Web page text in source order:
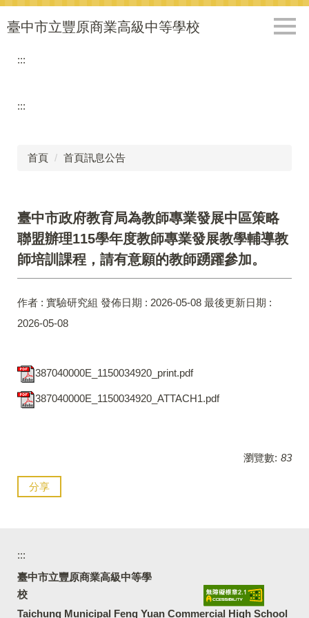
跳
到
臺中市立豐原商業高級中等學校
:::
:::
首頁 首頁訊息公告
臺中市政府教育局為教師專業發展中區策略
聯盟辦理115學年度教師專業發展教學輔導教
師培訓課程，請有意願的教師踴躍參加。
作者 : 實驗研究組 發佈日期 : 2026-05-08 最後更新日期 :
2026-05-08
387040000E_1150034920_print.pdf
387040000E_1150034920_ATTACH1.pdf
瀏覽數: 83
分享
:::
臺中市立豐原商業高級中等學
校
Taichung Municipal Feng Yuan Commercial High School